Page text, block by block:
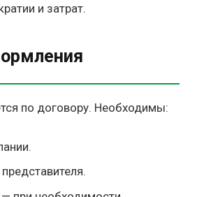
и затрат.
по договору. Необходимы: